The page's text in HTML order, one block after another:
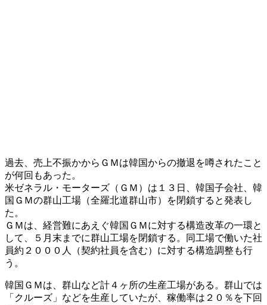
過去、売上不振かからＧＭは韓国からの撤退を噂されたこと
が何回もあった。
米ゼネラル・モーターズ（ＧＭ）は１３日、韓国子会社、韓
国ＧＭの群山工場（全羅北道群山市）を閉鎖すると発表し
た。
ＧＭは、経営難にあえぐ韓国ＧＭに対する構造改革の一環と
して、５月末までに群山工場を閉鎖する。同工場で働いた社
員約２０００人（契約社員を含む）に対する構造調整も行
う。
韓国ＧＭは、群山など計４ヶ所の生産工場がある。群山では
「クルーズ」などを生産していたが、稼働率は２０％を下回